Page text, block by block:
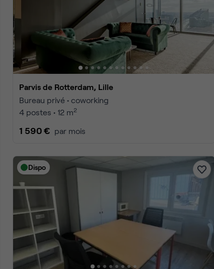
Parvis de Rotterdam, Lille
Bureau privé • coworking
4 postes • 12 m2
1 590 € par mois
Dispo